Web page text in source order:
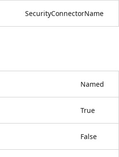
SecurityConnectorName
Named
True
False